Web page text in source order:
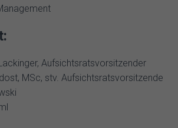
Aufsichtsratsvorsitzender
MSc, stv. Aufsichtsratsvorsitzende